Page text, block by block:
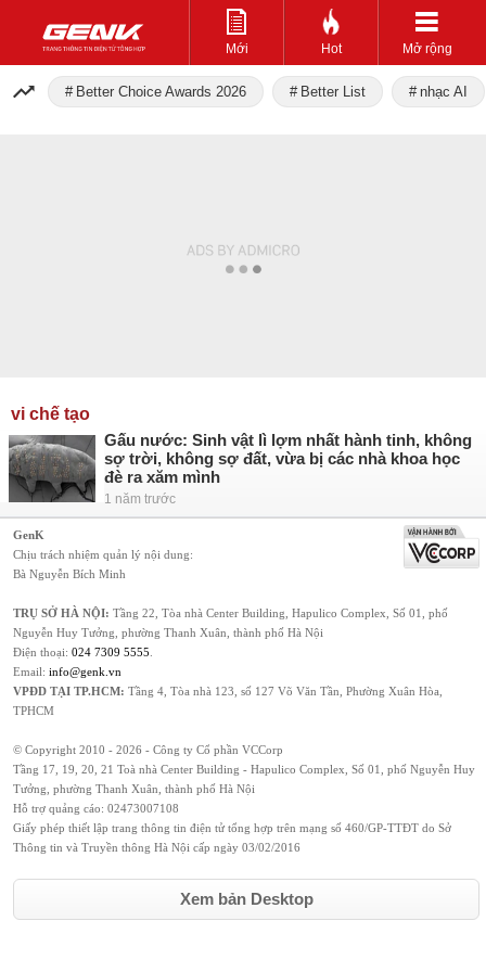
Mới Hot Mở rộng
Better Choice Awards 2026 Better List nhạc AI
vi chế tạo
Gấu nước: Sinh vật lì lợm nhất hành tinh, không
sợ trời, không sợ đất, vừa bị các nhà khoa học
đè ra xăm mình
1 năm trước
GenK
Chịu trách nhiệm quản lý nội dung:
Bà Nguyễn Bích Minh
TRỤ SỞ HÀ NỘI: Tầng 22, Tòa nhà Center Building, Hapulico Complex, Số 01, phố
Nguyễn Huy Tưởng, phường Thanh Xuân, thành phố Hà Nội
Điện thoại: 024 7309 5555
Email: info@genk.vn
VPĐD TẠI TP.HCM: Tầng 4, Tòa nhà 123, số 127 Võ Văn Tần, Phường Xuân Hòa,
TPHCM
© Copyright 2010 - 2026 - Công ty Cổ phần VCCorp
Tầng 17, 19, 20, 21 Toà nhà Center Building - Hapulico Complex, Số 01, phố Nguyễn Huy
Tưởng, phường Thanh Xuân, thành phố Hà Nội
Hỗ trợ quảng cáo: 02473007108
Giấy phép thiết lập trang thông tin điện tử tổng hợp trên mạng số 460/GP-TTĐT do Sở
Thông tin và Truyền thông Hà Nội cấp ngày 03/02/2016
Xem bản Desktop